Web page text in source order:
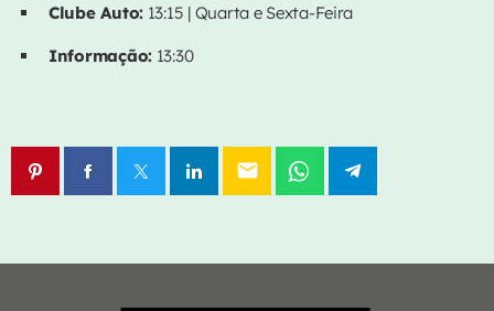
EQUIPA
PUBLICIDADE
AGORA NO AR
Clube Auto: 13:15 | Quarta e Sexta-Feira
Informação: 13:30
email